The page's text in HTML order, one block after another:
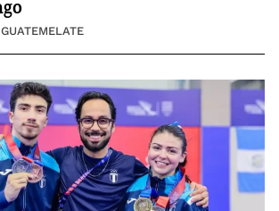
GUATEMELATE